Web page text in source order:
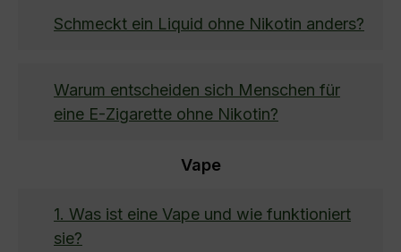
Schmeckt ein Liquid ohne Nikotin anders?
Warum entscheiden sich Menschen für
eine E-Zigarette ohne Nikotin?
Vape
1. Was ist eine Vape und wie funktioniert
sie?